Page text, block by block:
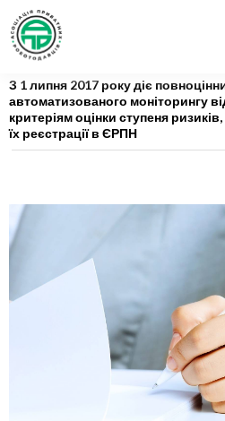
З 1 липня 2017 року діє
автоматизованого моніторингу
критеріям оцінки ступеня
їх реєстрації в ЄРПН